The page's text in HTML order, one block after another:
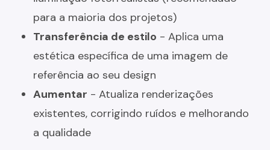
para a maioria dos projetos)
Transferência de estilo - Aplica uma
estética específica de uma imagem de
referência ao seu design
Aumentar - Atualiza renderizações
existentes, corrigindo ruídos e melhorando
a qualidade